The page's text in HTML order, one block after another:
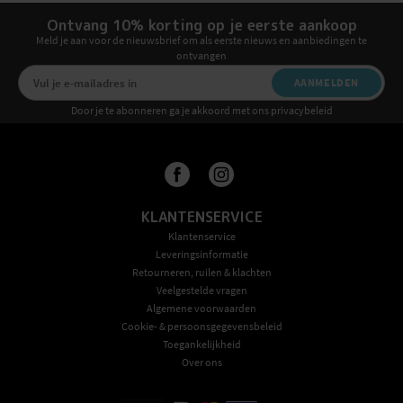
Ontvang 10% korting op je eerste aankoop
Meld je aan voor de nieuwsbrief om als eerste nieuws en aanbiedingen te
ontvangen
AANMELDEN
Door je te abonneren ga je akkoord met ons privacybeleid
KLANTENSERVICE
Klantenservice
Leveringsinformatie
Retourneren, ruilen & klachten
Veelgestelde vragen
Algemene voorwaarden
Cookie- & persoonsgegevensbeleid
Toegankelijkheid
Over ons